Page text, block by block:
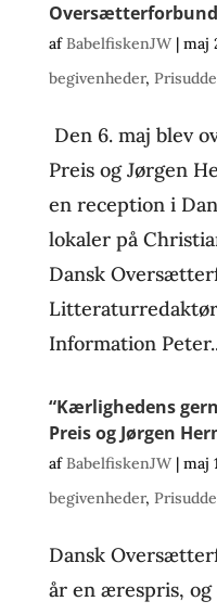
afBabelfiskenJW| maj
begivenheder,
Den 6. maj blev
Preis og Jørgen
en reception i
lokaler på
Dansk
Information
“Kærlighedens
Preis og Jørgen
afBabelfiskenJW| maj
begivenheder,
Dansk
år en ærespris, og